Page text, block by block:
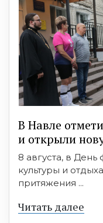
В Навле
и открыли
8 августа, в День
культуры и
притяжения ...
Читать далее